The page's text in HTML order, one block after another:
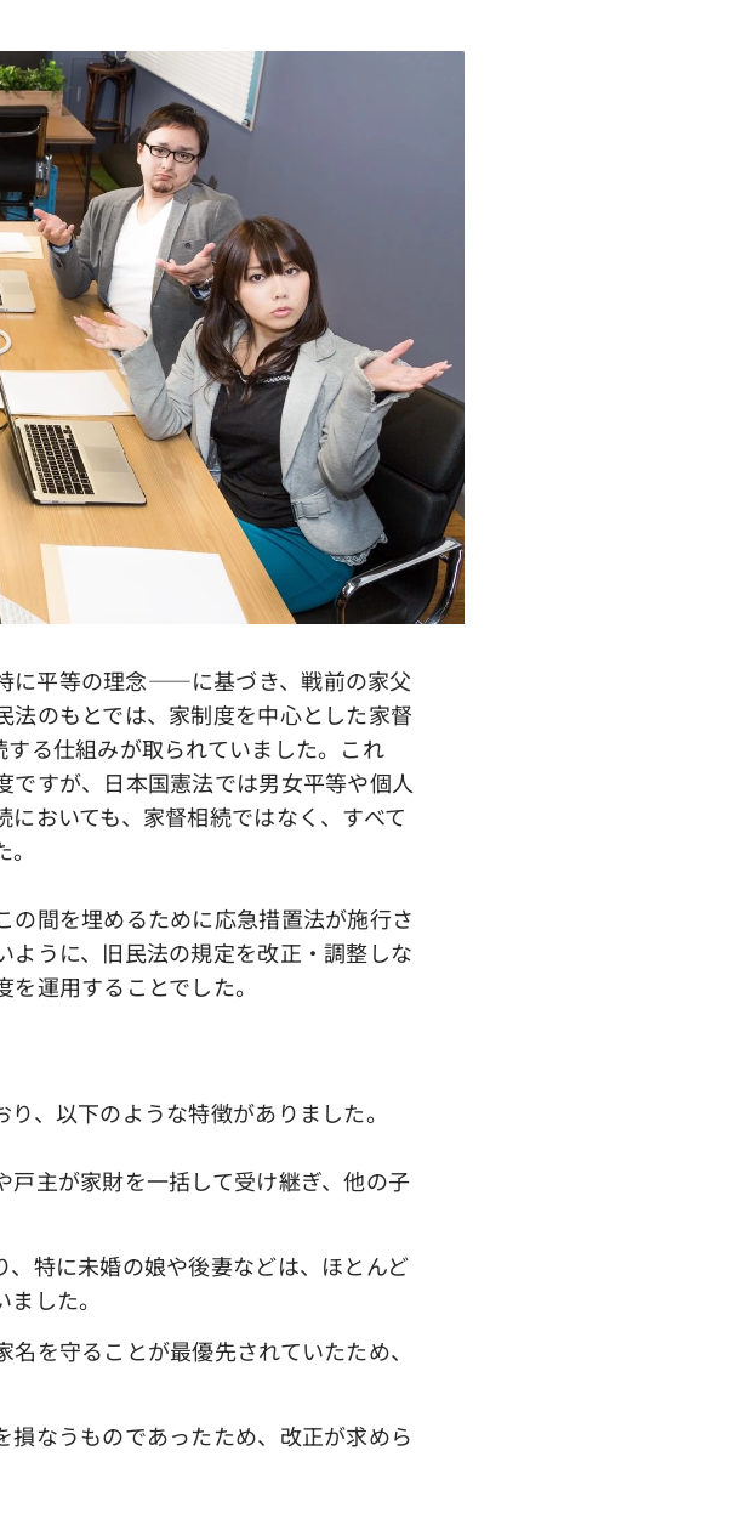
平等の理念――に基づき、戦前の家父
のもとでは、家制度を中心とした家督
る仕組みが取られていました。これ
すが、日本国憲法では男女平等や個人
おいても、家督相続ではなく、すべて
間を埋めるために応急措置法が施行さ
うに、旧民法の規定を改正・調整しな
運用することでした。
、以下のような特徴がありました。
主が家財を一括して受け継ぎ、他の子
特に未婚の娘や後妻などは、ほとんど
した。
を守ることが最優先されていたため、
なうものであったため、改正が求めら